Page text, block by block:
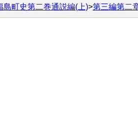
島町史第二巻通説編(上)>第三編第二